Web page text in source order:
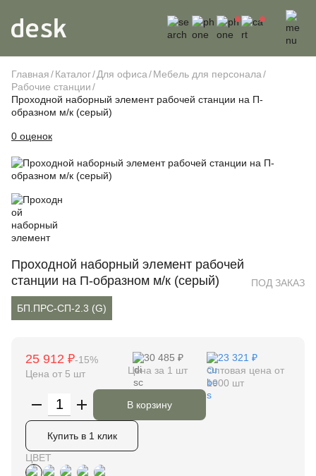
Главная Каталог Для офиса
Мебель для персонала
Рабочие станции
Проходной наборный элемент рабочей станции на П-
образном м/к (серый)
0 оценок
Проходной наборный элемент рабочей
станции на П-образном м/к (серый)
ПОД ЗАКАЗ
БП.ПРС-СП-2.3 (G)
25 912 ₽-15%
Цена от 5 шт
30 485 ₽
Цена за 1 шт
23 321 ₽
Оптовая цена от
1000 шт
В корзину
Купить в 1 клик
ЦВЕТ